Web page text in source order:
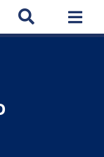
Proyecto CYTED